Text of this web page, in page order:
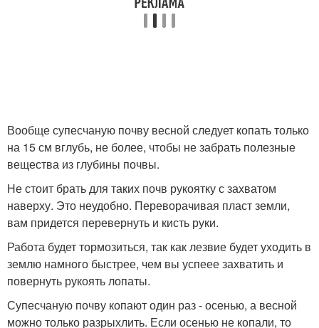
Вообще супесчаную почву весной следует копать только
на 15 см вглубь, не более, чтобы не забрать полезные
вещества из глубины почвы.
Не стоит брать для таких почв рукоятку с захватом
наверху. Это неудобно. Переворачивая пласт земли,
вам придется перевернуть и кисть руки.
Работа будет тормозиться, так как лезвие будет уходить в
землю намного быстрее, чем вы успеее захватить и
повернуть рукоять лопаты.
Супесчаную почву копают один раз - осенью, а весной
можно только разрыхлить. Если осенью не копали, то